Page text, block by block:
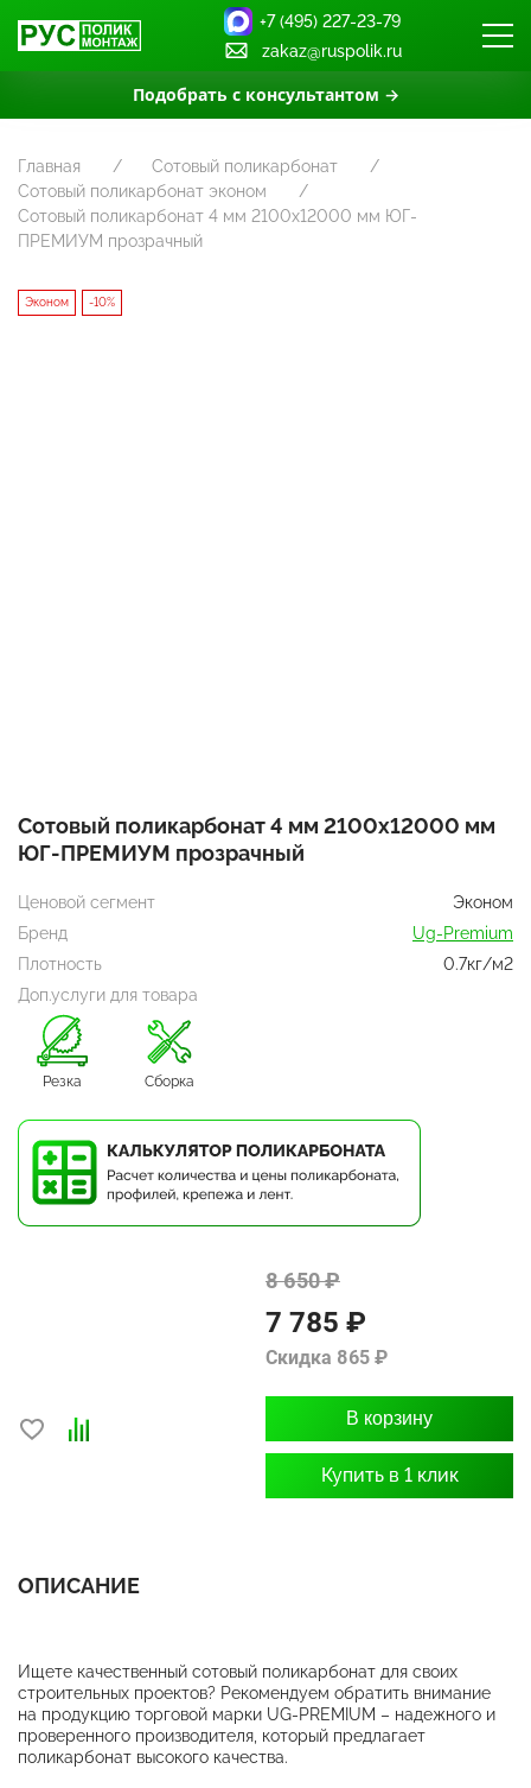
Подобрать с консультантом →
+7 (495) 227-23-79
zakaz@ruspolik.ru
Главная
Сотовый поликарбонат
Сотовый поликарбонат эконом
Сотовый поликарбонат 4 мм 2100х12000 мм ЮГ-
ПРЕМИУМ прозрачный
Эконом -10%
Сотовый поликарбонат 4 мм 2100х12000 мм
ЮГ-ПРЕМИУМ прозрачный
Ценовой сегмент
Эконом
Бренд
Ug-Premium
Плотность
0.7кг/м2
Доп.услуги для товара
Резка Сборка
8 650 ₽
7 785 ₽
Скидка 865 ₽
В корзину
Купить в 1 клик
ОПИСАНИЕ
Ищете качественный сотовый поликарбонат для своих
строительных проектов? Рекомендуем обратить внимание
на продукцию торговой марки UG-PREMIUM – надежного и
проверенного производителя, который предлагает
поликарбонат высокого качества.